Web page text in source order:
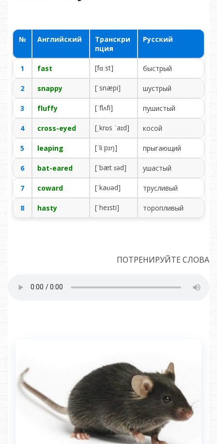
№ Английский
Транскри
пция
Русский
1 fast [fɑːst] бы­ст­рый
2 snappy [ˈsnæpi] шу­ст­рый
3 fluffy [ˈflʌfi] пу­ши­стый
4 cross-eyed [ˌkrɒs ˈaɪd] ко­сой
5 leaping [ˈliːpɪŋ] пры­га­ю­щий
6 bat-eared [ˈbæt ɪəd] у­ша­стый
7 coward [ˈkaʊəd] тру­сли­вый
8 hasty [ˈheɪsti] то­ро­пли­вый
ПОТРЕНИРУЙТЕ СЛОВА